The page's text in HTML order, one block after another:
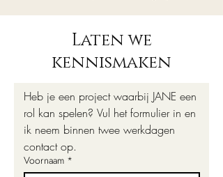
Laten we
kennismaken
Heb je een project waarbij JANE een
rol kan spelen? Vul het formulier in en
ik neem binnen twee werkdagen
Voornaam *